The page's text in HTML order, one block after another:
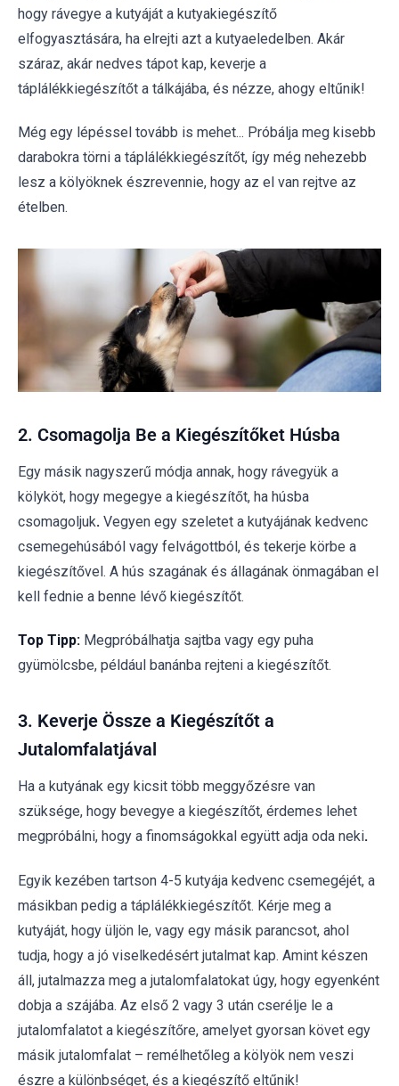
hogy rávegye a kutyáját a kutyakiegészítő
elfogyasztására, ha elrejti azt a kutyaeledelben. Akár
száraz, akár nedves tápot kap, keverje a
táplálékkiegészítőt a tálkájába, és nézze, ahogy eltűnik!
Még egy lépéssel tovább is mehet... Próbálja meg kisebb
darabokra törni a táplálékkiegészítőt, így még nehezebb
lesz a kölyöknek észrevennie, hogy az el van rejtve az
ételben.
2. Csomagolja Be a Kiegészítőket Húsba
Egy másik nagyszerű módja annak, hogy rávegyük a
kölyköt, hogy megegye a kiegészítőt, ha húsba
csomagoljuk. Vegyen egy szeletet a kutyájának kedvenc
csemegehúsából vagy felvágottból, és tekerje körbe a
kiegészítővel. A hús szagának és állagának önmagában el
kell fednie a benne lévő kiegészítőt.
Top Tipp: Megpróbálhatja sajtba vagy egy puha
gyümölcsbe, például banánba rejteni a kiegészítőt.
3. Keverje Össze a Kiegészítőt a
Jutalomfalatjával
Ha a kutyának egy kicsit több meggyőzésre van
szüksége, hogy bevegye a kiegészítőt, érdemes lehet
megpróbálni, hogy a finomságokkal együtt adja oda neki.
Egyik kezében tartson 4-5 kutyája kedvenc csemegéjét, a
másikban pedig a táplálékkiegészítőt. Kérje meg a
kutyáját, hogy üljön le, vagy egy másik parancsot, ahol
tudja, hogy a jó viselkedésért jutalmat kap. Amint készen
áll, jutalmazza meg a jutalomfalatokat úgy, hogy egyenként
dobja a szájába. Az első 2 vagy 3 után cserélje le a
jutalomfalatot a kiegészítőre, amelyet gyorsan követ egy
másik jutalomfalat – remélhetőleg a kölyök nem veszi
észre a különbséget, és a kiegészítő eltűnik!